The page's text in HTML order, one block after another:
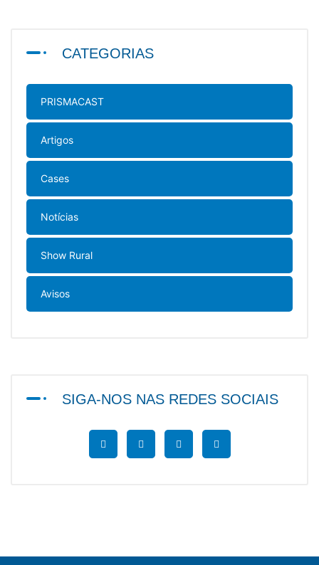
CATEGORIAS
PRISMACAST
Artigos
Cases
Notícias
Show Rural
Avisos
SIGA-NOS NAS REDES SOCIAIS